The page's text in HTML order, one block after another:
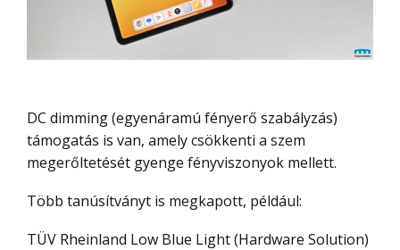
DC dimming (egyenáramú fényerő szabályzás)
támogatás is van, amely csökkenti a szem
megerőltetését gyenge fényviszonyok mellett.
Több tanúsítványt is megkapott, például:
TÜV Rheinland Low Blue Light (Hardware Solution)